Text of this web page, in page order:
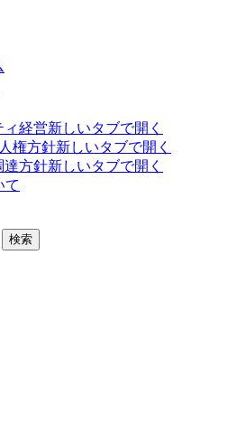
ィ経営新しいタブで開く
権方針新しいタブで開く
達方針新しいタブで開く
て
検索